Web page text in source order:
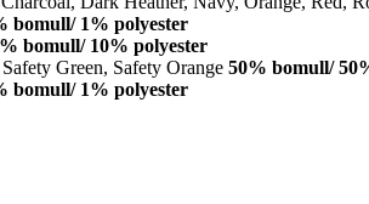
bomull/ 1% polyester
bomull/ 10% polyester
Green, Safety Orange 50% bomull/
bomull/ 1% polyester